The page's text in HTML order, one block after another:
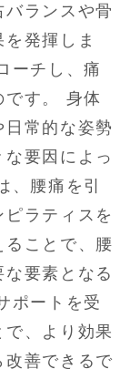
ランスや骨
発揮しま
ーチし、痛
です。 身体
常的な姿勢
要因によっ
、腰痛を引
ラティスを
ことで、腰
要素となる
ポートを受
、より効果
改善できるで